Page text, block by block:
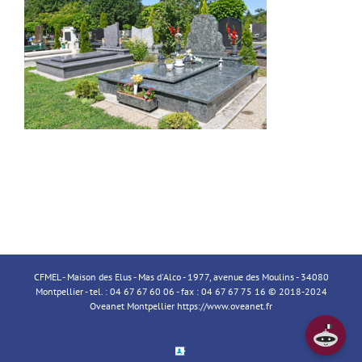
CFMEL - Maison des Elus - Mas d'Alco - 1977, avenue des Moulins - 34080
Montpellier - tel. : 04 67 67 60 06 - fax : 04 67 67 75 16 © 2018-2024
Oveanet Montpellier https://www.oveanet.fr
Espace